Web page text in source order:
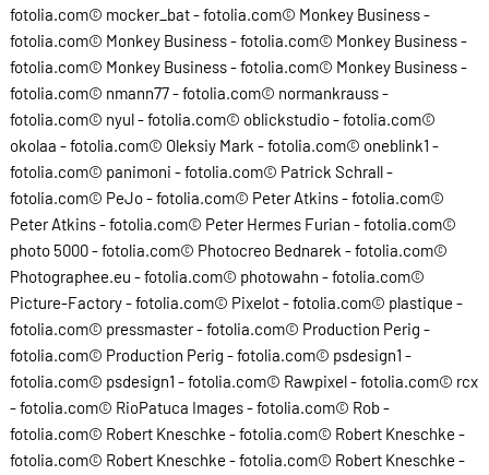
fotolia.com© mocker_bat - fotolia.com© Monkey Business -
fotolia.com© Monkey Business - fotolia.com© Monkey Business -
fotolia.com© Monkey Business - fotolia.com© Monkey Business -
fotolia.com© nmann77 - fotolia.com© normankrauss -
fotolia.com© nyul - fotolia.com© oblickstudio - fotolia.com©
okolaa - fotolia.com© Oleksiy Mark - fotolia.com© oneblink1 -
fotolia.com© panimoni - fotolia.com© Patrick Schrall -
fotolia.com© PeJo - fotolia.com© Peter Atkins - fotolia.com©
Peter Atkins - fotolia.com© Peter Hermes Furian - fotolia.com©
photo 5000 - fotolia.com© Photocreo Bednarek - fotolia.com©
Photographee.eu - fotolia.com© photowahn - fotolia.com©
Picture-Factory - fotolia.com© Pixelot - fotolia.com© plastique -
fotolia.com© pressmaster - fotolia.com© Production Perig -
fotolia.com© Production Perig - fotolia.com© psdesign1 -
fotolia.com© psdesign1 - fotolia.com© Rawpixel - fotolia.com© rcx
- fotolia.com© RioPatuca Images - fotolia.com© Rob -
fotolia.com© Robert Kneschke - fotolia.com© Robert Kneschke -
fotolia.com© Robert Kneschke - fotolia.com© Robert Kneschke -